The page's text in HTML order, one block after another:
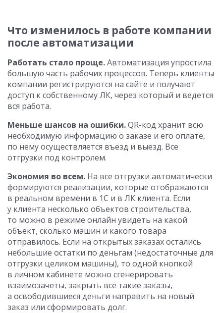
Что изменилось в работе компании
после автоматизации
Работать стало проще.Автоматизация упростила
большую часть рабочих процессов. Теперь клиенты
компании регистрируются на сайте и получают
доступ к собственному ЛК, через который и ведется
вся работа.
Меньше шансов на ошибки.QR-код хранит всю
необходимую информацию о заказе и его оплате,
по нему осуществляется въезд и выезд. Все
отгрузки под контролем.
Экономия во всем. На все отгрузки автоматически
формируются реализации, которые отображаются
в реальном времени в 1С и в ЛК клиента. Если
у клиента несколько объектов строительства,
то можно в режиме онлайн увидеть на какой
объект, сколько машин и какого товара
отправилось. Если на открытых заказах остались
небольшие остатки по деньгам (недостаточные для
отгрузки целиком машины), то одной кнопкой
в личном кабинете можно сгенерировать
взаимозачеты, закрыть все такие заказы,
а освободившиеся деньги направить на новый
заказ или сформировать долг.